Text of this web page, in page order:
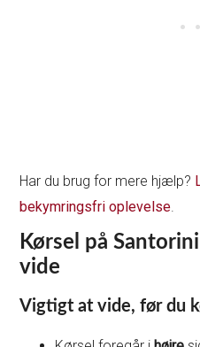
Har du brug for mere hjælp?
bekymringsfri oplevelse.
Kørsel på
vide
Vigtigt at vide, før du